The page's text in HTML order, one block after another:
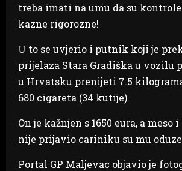
treba imati na umu da su kontrole
kazne rigorozne!
U to se uvjerio i putnik koji je
prijelaza Stara Gradiška u vozilu
u Hrvatsku prenijeti 7.5
680 cigareta (34 kutije).
On je kažnjen s 1650 eura, a meso
nije prijavio cariniku su mu
Portal GP Maljevac objavio je